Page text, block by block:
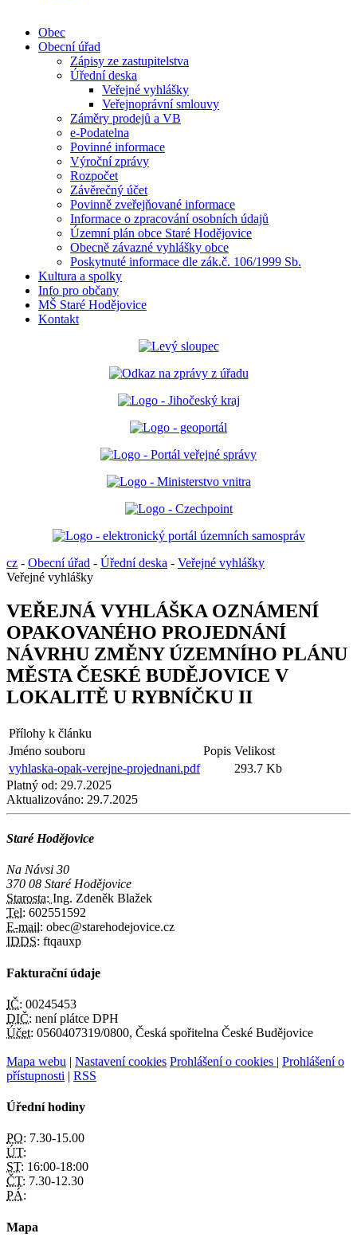
Obec
Obecní úřad
Zápisy ze zastupitelstva
Úřední deska
Veřejné vyhlášky
Veřejnoprávní smlouvy
Záměry prodejů a VB
e-Podatelna
Povinné informace
Výroční zprávy
Rozpočet
Závěrečný účet
Povinně zveřejňované informace
Informace o zpracování osobních údajů
Územní plán obce Staré Hodějovice
Obecně závazné vyhlášky obce
Poskytnuté informace dle zák.č. 106/1999 Sb.
Kultura a spolky
Info pro občany
MŠ Staré Hodějovice
Kontakt
cz - Obecní úřad - Úřední deska - Veřejné vyhlášky
Veřejné vyhlášky
VEŘEJNÁ VYHLÁŠKA OZNÁMENÍ
OPAKOVANÉHO PROJEDNÁNÍ
NÁVRHU ZMĚNY ÚZEMNÍHO PLÁNU
MĚSTA ČESKÉ BUDĚJOVICE V
LOKALITĚ U RYBNÍČKU II
Přílohy k článku
Jméno souboru
Popis Velikost
vyhlaska-opak-verejne-projednani.pdf
293.7 Kb
Platný od: 29.7.2025
Aktualizováno: 29.7.2025
Staré Hodějovice
Na Návsi 30
370 08 Staré Hodějovice
Starosta: Ing. Zdeněk Blažek
Tel: 602551592
E-mail: obec@starehodejovice.cz
IDDS: ftqauxp
Fakturační údaje
IČ: 00245453
DIČ: není plátce DPH
Účet: 0560407319/0800, Česká spořitelna České Budějovice
Mapa webu | Nastavení cookies Prohlášení o cookies | Prohlášení o
přístupnosti | RSS
Úřední hodiny
PO: 7.30-15.00
ÚT:
ST: 16:00-18:00
ČT: 7.30-12.30
PÁ:
Mapa